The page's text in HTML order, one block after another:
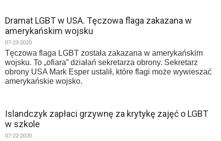
Dramat LGBT w USA. Tęczowa flaga zakazana w
amerykańskim wojsku
07-23-2020
Tęczowa flaga LGBT została zakazana w amerykańskim
wojsku. To „ofiara” działań sekretarza obrony. Sekretarz
obrony USA Mark Esper ustalił, które flagi może wywieszać
amerykańskie wojsko.
Islandczyk zapłaci grzywnę za krytykę zajęć o LGBT
w szkole
07-22-2020